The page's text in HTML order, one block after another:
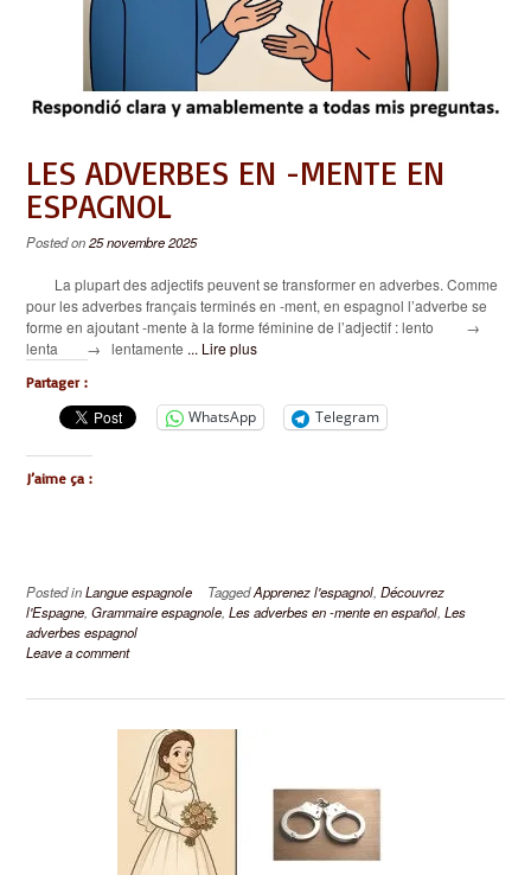
LES ADVERBES EN -MENTE EN
ESPAGNOL
Posted on25 novembre 2025
La plupart des adjectifs peuvent se transformer en adverbes. Comme
pour les adverbes français terminés en -ment, en espagnol l’adverbe se
forme en ajoutant -mente à la forme féminine de l’adjectif : lento →
lenta → lentamente ... Lire plus
Partager :
WhatsApp Telegram
J’aime ça :
Posted inLangue espagnole TaggedApprenez l'espagnol, Découvrez
l'Espagne, Grammaire espagnole, Les adverbes en -mente en español, Les
adverbes espagnol
Leave a comment